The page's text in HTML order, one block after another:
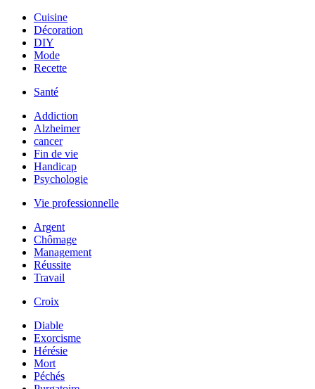
Cuisine
Décoration
DIY
Mode
Recette
Santé
Addiction
Alzheimer
cancer
Fin de vie
Handicap
Psychologie
Vie professionnelle
Argent
Chômage
Management
Réussite
Travail
Croix
Diable
Exorcisme
Hérésie
Mort
Péchés